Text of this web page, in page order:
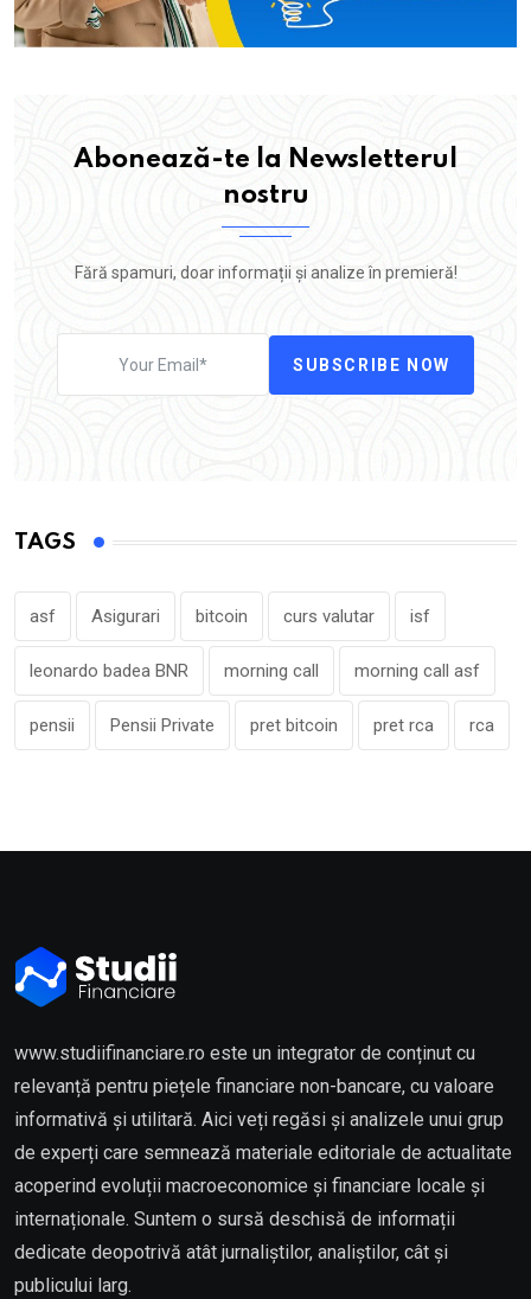
Abonează-te la Newsletterul
nostru
Fără spamuri, doar informații și analize în premieră!
SUBSCRIBE NOW
TAGS
asf Asigurari bitcoin curs valutar isf
leonardo badea BNR morning call morning call asf
pensii Pensii Private pret bitcoin pret rca rca
www.studiifinanciare.ro este un integrator de conținut cu
relevanță pentru piețele financiare non-bancare, cu valoare
informativă și utilitară. Aici veți regăsi și analizele unui grup
de experți care semnează materiale editoriale de actualitate
acoperind evoluții macroeconomice și financiare locale și
internaționale. Suntem o sursă deschisă de informații
dedicate deopotrivă atât jurnaliștilor, analiștilor, cât și
publicului larg.